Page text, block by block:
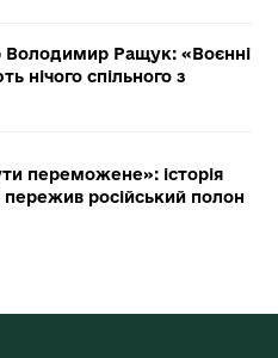
Володимир Ращук: «Воєнні
нічого спільного з
переможене»: історія
пережив російський полон